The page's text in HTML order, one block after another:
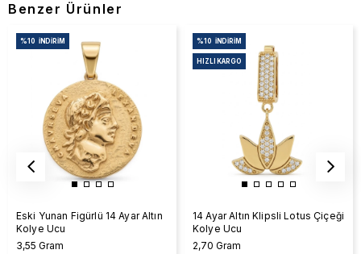
Benzer Ürünler
Eski Yunan Figürlü 14 Ayar Altın
Kolye Ucu
3,55 Gram
%10 İNDIRIM
14 Ayar Altın Klipsli Lotus Çiçeği
Kolye Ucu
2,70 Gram
%10 İNDIRIM
HIZLI KARGO